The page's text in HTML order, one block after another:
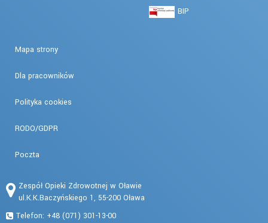
BIP
Mapa strony
Dla pracowników
Polityka cookies
RODO/GDPR
Poczta
Zespół Opieki Zdrowotnej w Oławie
ul.K.K.Baczyńskiego 1, 55-200 Oława
Telefon: +48 (071) 301-13-00